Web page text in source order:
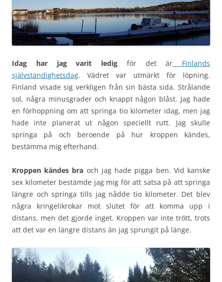
Idag har jag varit ledig för det är Finlands
självständighetsdag. Vädret var utmärkt för löpning.
Finland visade sig verkligen från sin bästa sida. Strålande
sol, några minusgrader och knappt någon blåst. Jag hade
en förhoppning om att springa tio kilometer idag, men jag
hade inte planerat ut någon speciellt rutt. Jag skulle
springa på och beroende på hur kroppen kändes,
bestämma mig efterhand.
Kroppen kändes bra och jag hade pigga ben. Vid kanske
sex kilometer bestämde jag mig för att satsa på att springa
längre och springa tills jag nådde tio kilometer. Det blev
några kringelikrokar mot slutet för att komma upp i
distans, men det gjorde inget. Kroppen var inte trött, trots
att det var en längre distans än jag sprungit på länge.